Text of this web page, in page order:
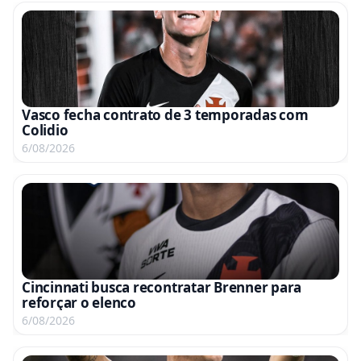
Vasco fecha contrato de 3 temporadas com
Colidio
6/08/2026
Cincinnati busca recontratar Brenner para
reforçar o elenco
6/08/2026